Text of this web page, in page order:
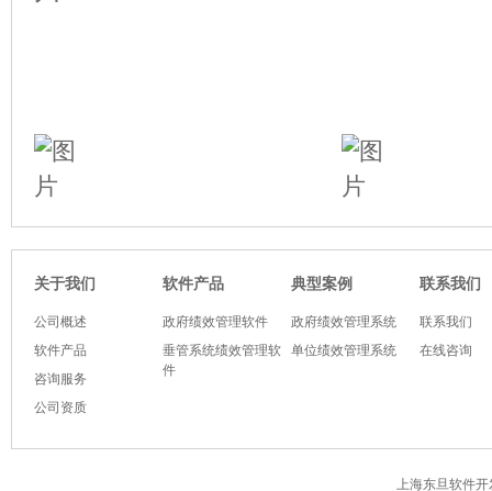
关于我们
公司概述
软件产品
咨询服务
公司资质
软件产品
政府绩效管理软件
垂管系统绩效管理软
件
典型案例
政府绩效管理系统
单位绩效管理系统
联系我们
联系我们
在线咨询
上海东旦软件